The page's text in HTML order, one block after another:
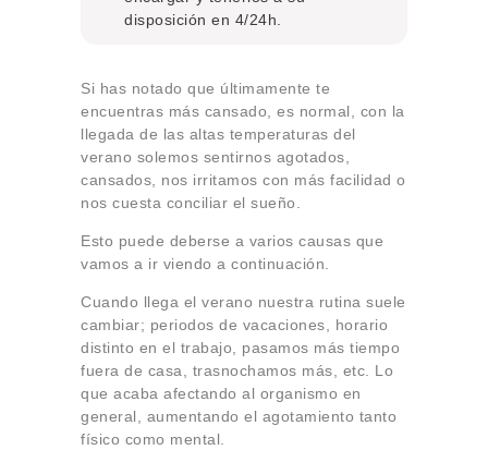
disposición en 4/24h.
Si has notado que últimamente te
encuentras más cansado, es normal, con la
llegada de las altas temperaturas del
verano solemos sentirnos agotados,
cansados, nos irritamos con más facilidad o
nos cuesta conciliar el sueño.
Esto puede deberse a varios causas que
vamos a ir viendo a continuación.
Cuando llega el verano nuestra rutina suele
cambiar; periodos de vacaciones, horario
distinto en el trabajo, pasamos más tiempo
fuera de casa, trasnochamos más, etc. Lo
que acaba afectando al organismo en
general, aumentando el agotamiento tanto
físico como mental.